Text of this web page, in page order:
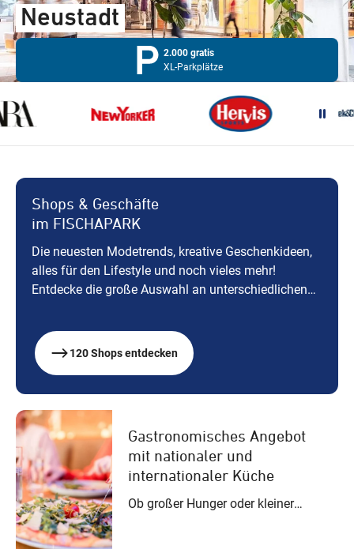
Wegbeschreibung
Neustadt
2.000 gratis
XL-Parkplätze
Shops & Geschäfte
im FISCHAPARK
Die neuesten Modetrends, kreative Geschenkideen,
alles für den Lifestyle und noch vieles mehr!
Entdecke die große Auswahl an unterschiedlichen
120 Shops entdecken
Gastronomisches Angebot
mit nationaler und
internationaler Küche
Ob großer Hunger oder kleiner